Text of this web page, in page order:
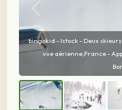
Chloé Davoine - Ski de
Apprendre à faire
Précédent